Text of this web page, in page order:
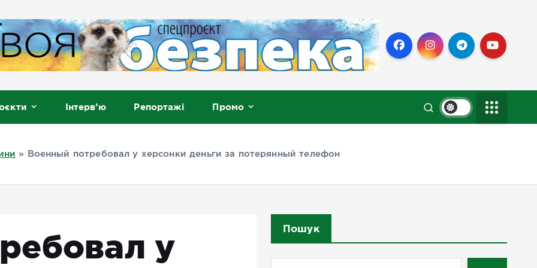
Інтерв’ю Репортажі Промо
» Военный потребовал у херсонки деньги за потерянный телефон
у
Пошук